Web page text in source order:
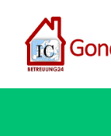
content